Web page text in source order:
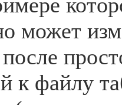
может
к файлу